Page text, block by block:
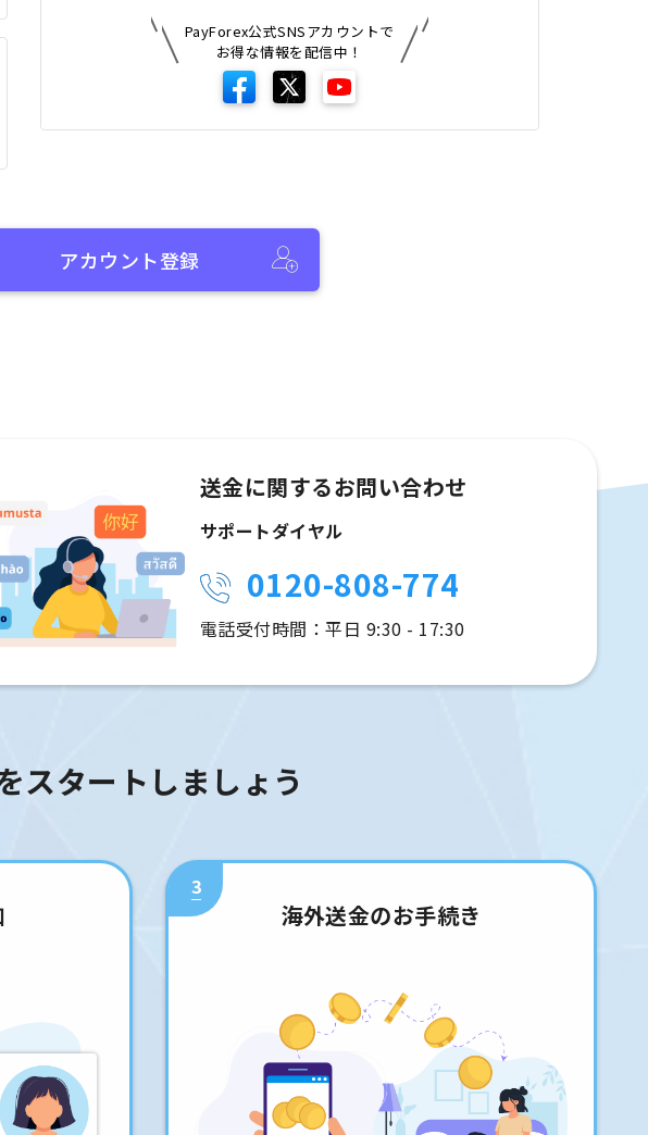
PayForex公式SNSアカウントで
お得な情報を配信中！
アカウント登録
送金に関するお問い合わせ
サポートダイヤル
0120-808-774
電話受付時間：平日 9:30 - 17:30
スタートしましょう
3
海外送金のお手続き